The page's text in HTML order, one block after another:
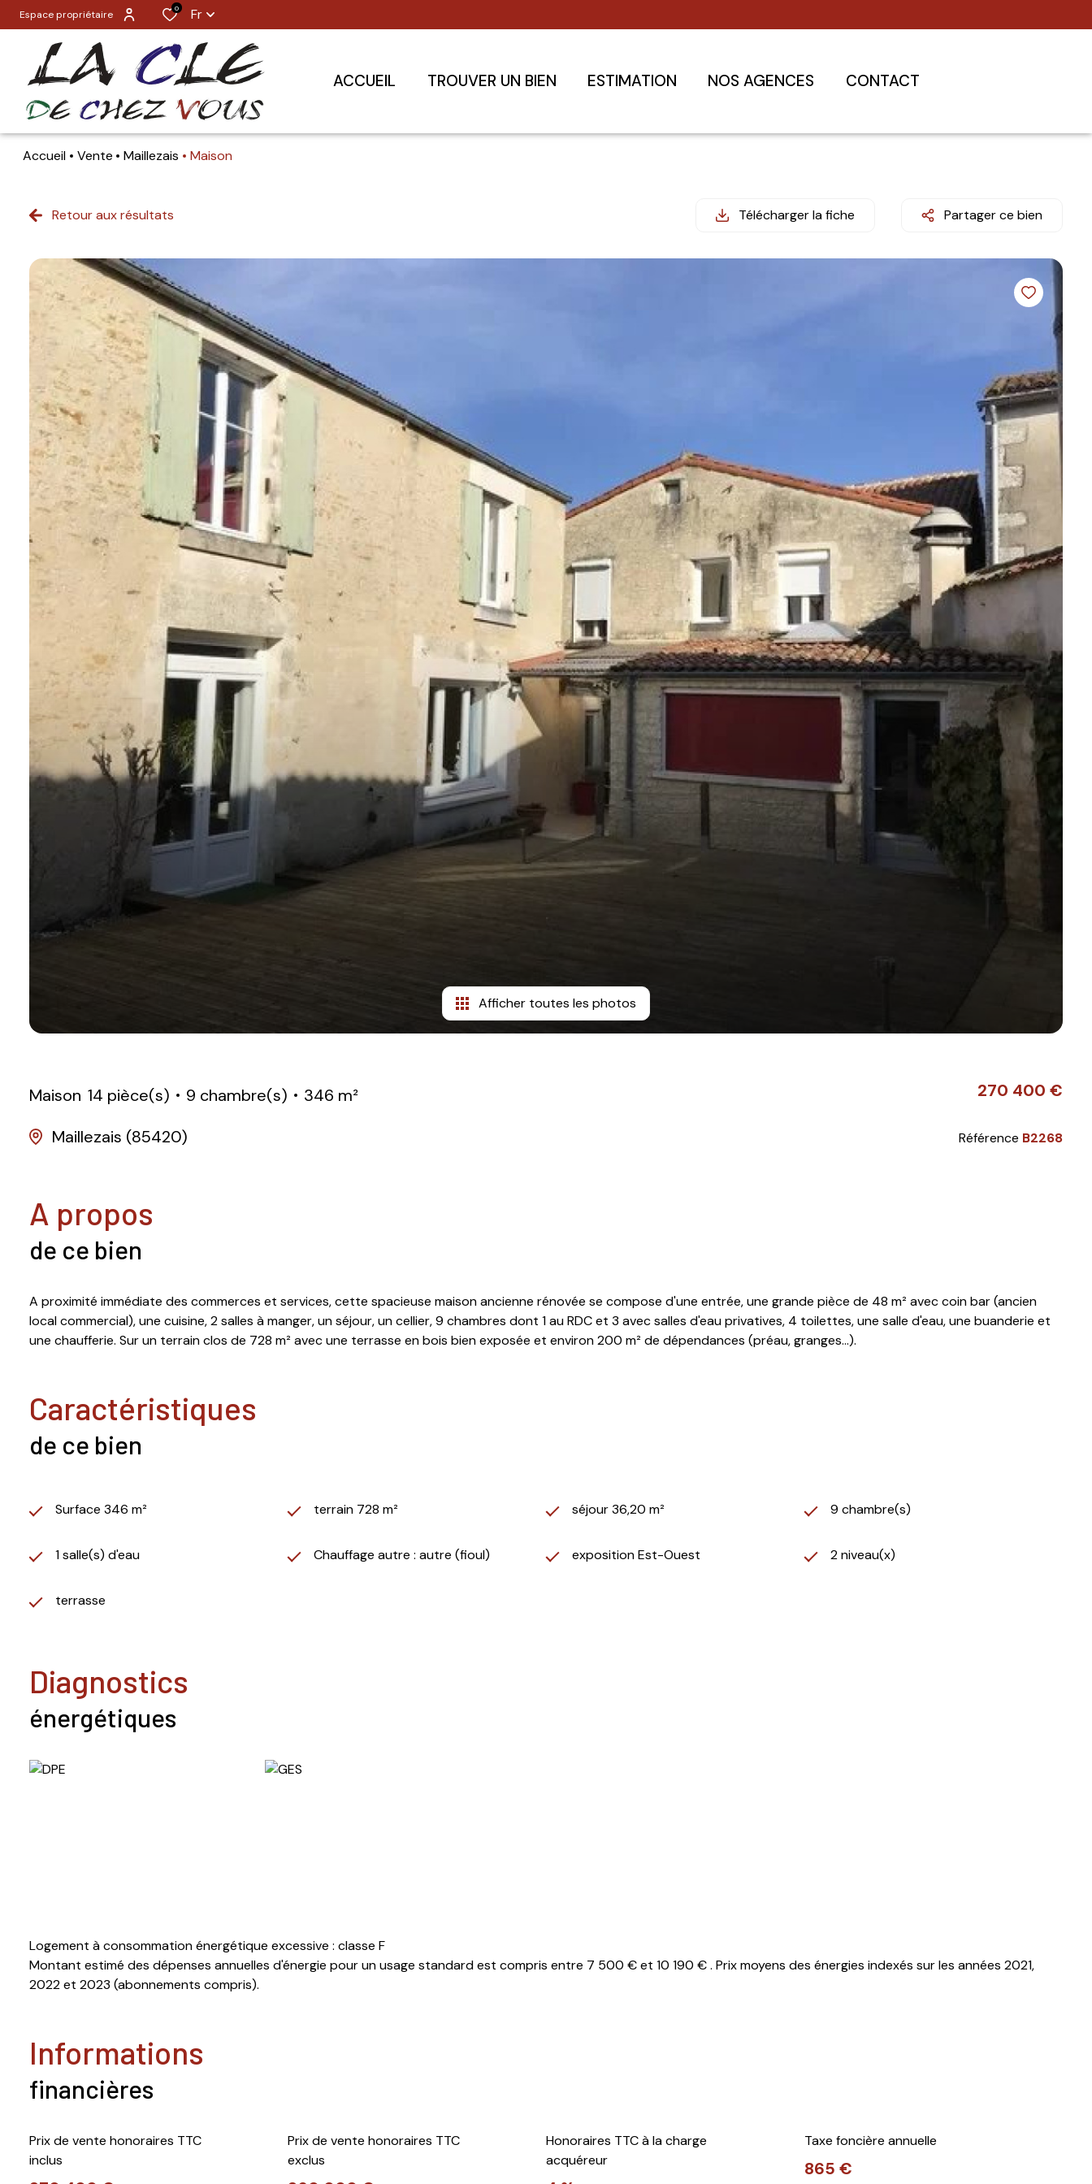
Espace propriétaire
0 Fr
ACCUEIL TROUVER UN BIEN ESTIMATION NOS AGENCES CONTACT
Accueil Vente Maillezais Maison
Retour aux résultats Télécharger la fiche Partager ce bien
Afficher toutes les photos
Maison 14 pièce(s) 9 chambre(s)
346 m²
Maillezais (85420)
270 400 €
Référence B2268
a propos
de ce bien
A proximité immédiate des commerces et services, cette spacieuse maison ancienne rénovée se compose d'une entrée, une grande pièce de 48 m² avec coin bar (ancien
local commercial), une cuisine, 2 salles à manger, un séjour, un cellier, 9 chambres dont 1 au RDC et 3 avec salles d'eau privatives, 4 toilettes, une salle d'eau, une buanderie et
une chaufferie. Sur un terrain clos de 728 m² avec une terrasse en bois bien exposée et environ 200 m² de dépendances (préau, granges...).
caractéristiques
de ce bien
Surface 346 m² terrain 728 m² séjour 36,20 m² 9 chambre(s)
1 salle(s) d'eau Chauffage autre : autre (fioul) exposition Est-Ouest 2 niveau(x)
terrasse
diagnostics
énergétiques
Logement à consommation énergétique excessive : classe F
Montant estimé des dépenses annuelles d'énergie pour un usage standard est compris entre 7 500 € et 10 190 € . Prix moyens des énergies indexés sur les années 2021,
2022 et 2023 (abonnements compris).
informations
financières
Prix de vente honoraires TTC
inclus
Prix de vente honoraires TTC
exclus
Honoraires TTC à la charge
acquéreur
Taxe foncière annuelle
865 €